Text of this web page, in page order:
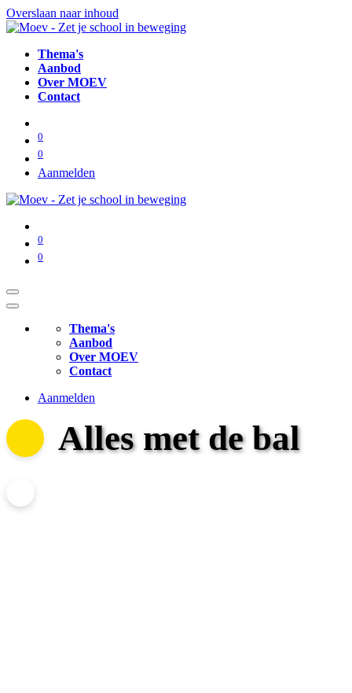
Overslaan naar inhoud
Thema's
Aanbod
Over MOEV
Contact
0
0
Aanmelden
0
0
Thema's
Aanbod
Over MOEV
Contact
Aanmelden
Alles met de bal